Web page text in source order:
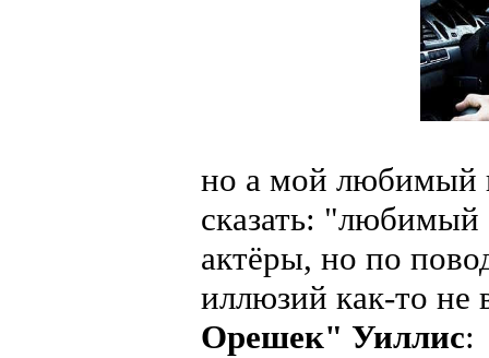
но а мой любимый
сказать: "любимый
актёры, но по
иллюзий как-то не
Орешек" Уиллис: